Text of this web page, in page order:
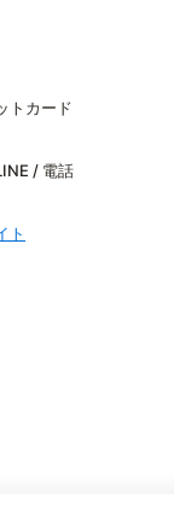
トカード
/ 電話
ト